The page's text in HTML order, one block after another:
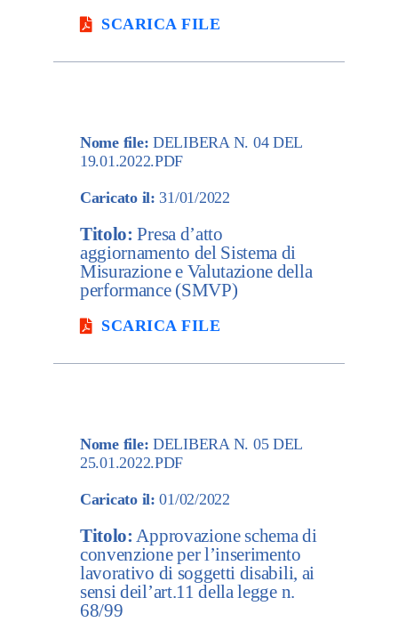
SCARICA FILE
Nome file: DELIBERA N. 04 DEL
19.01.2022.PDF
Caricato il: 31/01/2022
Titolo: Presa d’atto
aggiornamento del Sistema di
Misurazione e Valutazione della
performance (SMVP)
SCARICA FILE
Nome file: DELIBERA N. 05 DEL
25.01.2022.PDF
Caricato il: 01/02/2022
Titolo: Approvazione schema di
convenzione per l’inserimento
lavorativo di soggetti disabili, ai
sensi deil’art.11 della legge n.
68/99